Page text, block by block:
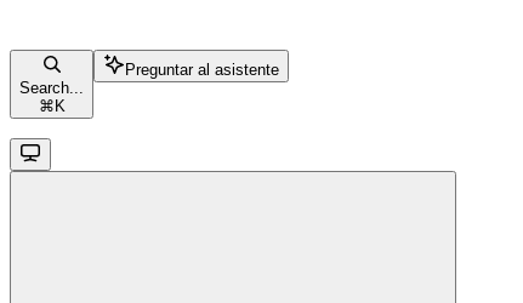
Search...
⌘ K
Preguntar al asistente